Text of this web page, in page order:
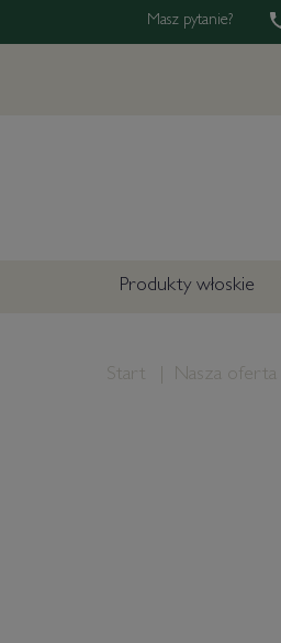
Masz pytanie?
Produkty włoskie
Start Nasza oferta